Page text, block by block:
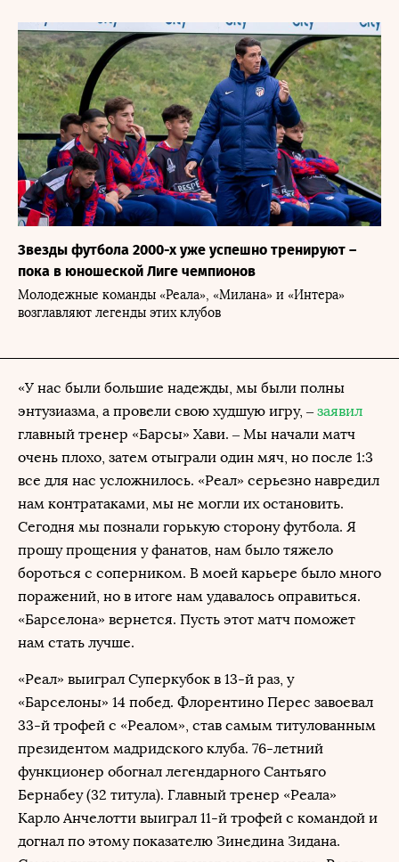
Звезды футбола 2000-х уже успешно тренируют –
пока в юношеской Лиге чемпионов
Молодежные команды «Реала», «Милана» и «Интера»
возглавляют легенды этих клубов
«У нас были большие надежды, мы были полны
энтузиазма, а провели свою худшую игру, – заявил
главный тренер «Барсы» Хави. – Мы начали матч
очень плохо, затем отыграли один мяч, но после 1:3
все для нас усложнилось. «Реал» серьезно навредил
нам контратаками, мы не могли их остановить.
Сегодня мы познали горькую сторону футбола. Я
прошу прощения у фанатов, нам было тяжело
бороться с соперником. В моей карьере было много
поражений, но в итоге нам удавалось оправиться.
«Барселона» вернется. Пусть этот матч поможет
нам стать лучше.
«Реал» выиграл Суперкубок в 13-й раз, у
«Барселоны» 14 побед. Флорентино Перес завоевал
33-й трофей с «Реалом», став самым титулованным
президентом мадридского клуба. 76-летний
функционер обогнал легендарного Сантьяго
Бернабеу (32 титула). Главный тренер «Реала»
Карло Анчелотти выиграл 11-й трофей с командой и
догнал по этому показателю Зинедина Зидана.